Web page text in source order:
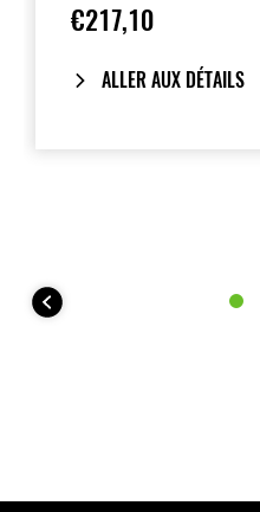
€217,10
ALLER AUX DÉTAILS